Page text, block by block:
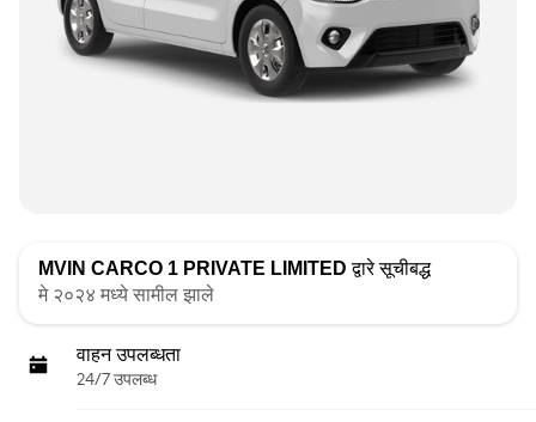
MVIN CARCO 1 PRIVATE LIMITED द्वारे सूचीबद्ध
मे २०२४ मध्ये सामील झाले
वाहन उपलब्धता
24/7 उपलब्ध